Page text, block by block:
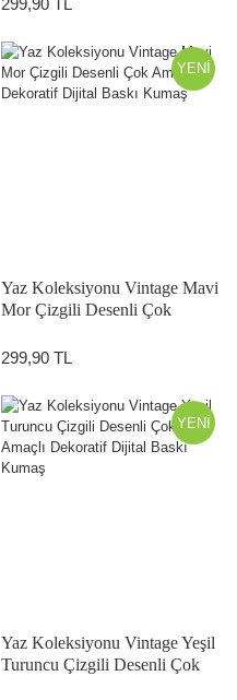
299,90 TL
YENİ
Yaz Koleksiyonu Vintage Mavi
Mor Çizgili Desenli Çok
Kumaş
299,90 TL
YENİ
Yaz Koleksiyonu Vintage Yeşil
Turuncu Çizgili Desenli Çok